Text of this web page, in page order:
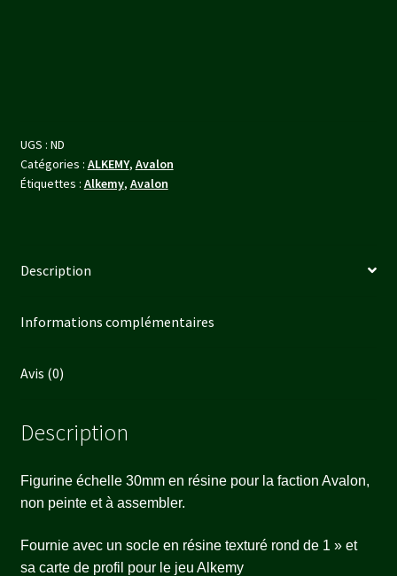
UGS : ND
Catégories : ALKEMY, Avalon
Étiquettes : Alkemy, Avalon
Description
Informations complémentaires
Avis (0)
Description
Figurine échelle 30mm en résine pour la faction Avalon,
non peinte et à assembler.
Fournie avec un socle en résine texturé rond de 1 » et
sa carte de profil pour le jeu Alkemy